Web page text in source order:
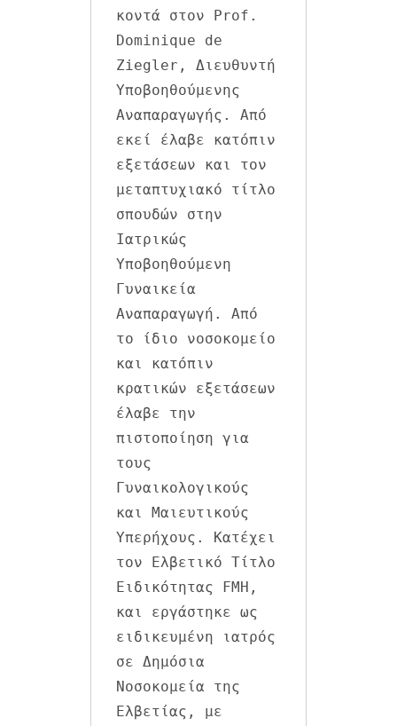
κοντά στον Prof.
Dominique de
Ziegler, Διευθυντή
Υποβοηθούμενης
Αναπαραγωγής. Από
εκεί έλαβε κατόπιν
εξετάσεων και τον
μεταπτυχιακό τίτλο
σπουδών στην
Ιατρικώς
Υποβοηθούμενη
Γυναικεία
Αναπαραγωγή. Από
το ίδιο νοσοκομείο
και κατόπιν
κρατικών εξετάσεων
έλαβε την
πιστοποίηση για
τους
Γυναικολογικούς
και Μαιευτικούς
Υπερήχους. Κατέχει
τον Ελβετικό Τίτλο
Ειδικότητας FMH,
και εργάστηκε ως
ειδικευμένη ιατρός
σε Δημόσια
Νοσοκομεία της
Ελβετίας, με